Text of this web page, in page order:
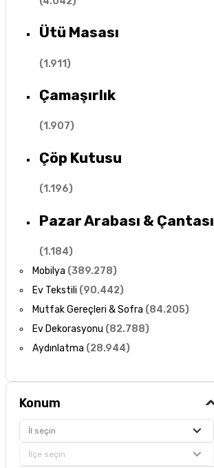
Ütü Masası
(1.911)
Çamaşırlık
(1.907)
Çöp Kutusu
(1.196)
Pazar Arabası & Çantası
(1.184)
Mobilya (389.278)
Ev Tekstili (90.442)
Mutfak Gereçleri & Sofra (84.205)
Ev Dekorasyonu (82.788)
Aydınlatma (28.944)
Konum
İl seçin
İlçe seçin